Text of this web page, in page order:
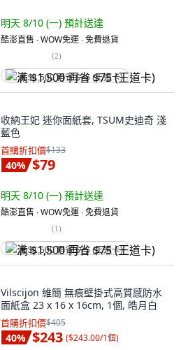
明天 8/10 (一) 預計送達
酷澎直售 ∙ WOW免運 ∙ 免費退貨
(2)
满 $1,500 再省 $75 (王道卡)
收納王妃 迷你面紙套, TSUM史迪奇 淺
藍色
首購折扣價$133
40% $79
明天 8/10 (一) 預計送達
酷澎直售 ∙ WOW免運 ∙ 免費退貨
(1)
满 $1,500 再省 $75 (王道卡)
Vilscijon 維簡 無痕壁掛式高質感防水
面紙盒 23 x 16 x 16cm, 1個, 皓月白
首購折扣價$405
40% $243 ($243.00/1個)